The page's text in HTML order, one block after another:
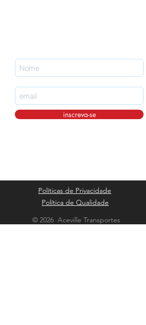
inscreva-se
Políticas de Privacidade
Política de Qualidade
© 2026 Aceville Transportes